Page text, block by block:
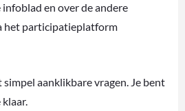
en over de andere
het participatieplatform
aanklikbare vragen. Je bent